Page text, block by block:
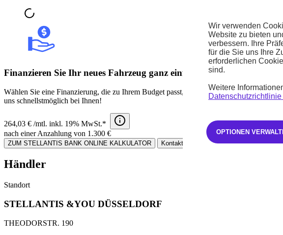
Finanzieren Sie Ihr neues Fahrzeug ganz einfach!
Wählen Sie eine Finanzierung, die zu Ihrem Budget passt, und bestimmen Sie die
uns schnellstmöglich bei Ihnen!
264,03 € /mtl. inkl. 19% MwSt.*
nach einer Anzahlung von 1.300 €
ZUM STELLANTIS BANK ONLINE KALKULATOR Kontaktieren Sie uns
Händler
Standort
STELLANTIS &YOU DÜSSELDORF
THEODORSTR. 190
Wir verwenden
Website zu bieten
verbessern. Ihre
für die Sie uns Ihre
erforderlichen
sind.
Weitere
Datenschutzrichtlinie
OPTIONEN